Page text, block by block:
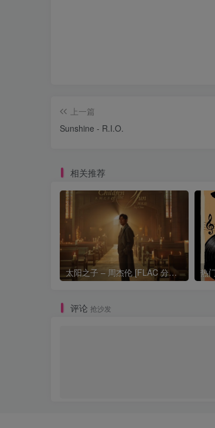
上一篇
Sunshine - R.I.O.
相关推荐
太阳之子 – 周杰伦 [FLAC 分轨 192Khz 24bit]
评论 抢沙发